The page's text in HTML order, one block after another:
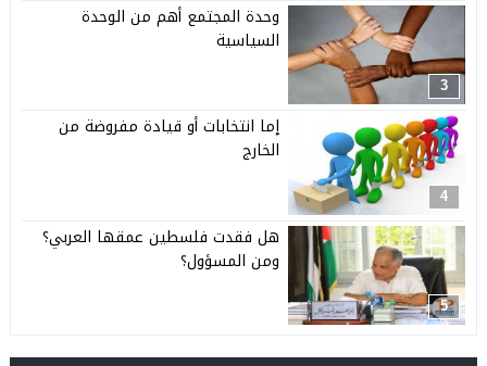
3
وحدة المجتمع أهم من الوحدة
السياسية
4
إما انتخابات أو قيادة مفروضة من
الخارج
5
هل فقدت فلسطين عمقها العربي؟
ومن المسؤول؟